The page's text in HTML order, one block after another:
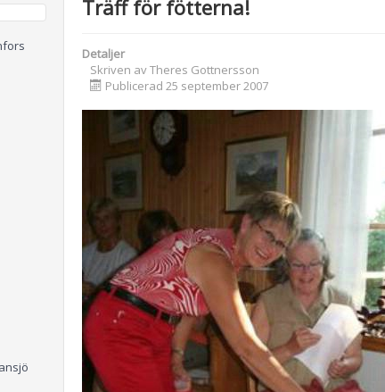
Träff för fötterna!
Detaljer
Skriven avTheres Gottnersson
Publicerad 25 september 2007